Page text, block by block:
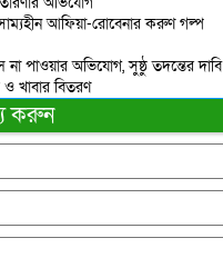
আফিয়া-রোবেনার করুণ গল্প
পাওয়ার অভিযোগ, সুষ্ঠু তদন্তের দাবি
ও খাবার বিতরণ
করুন